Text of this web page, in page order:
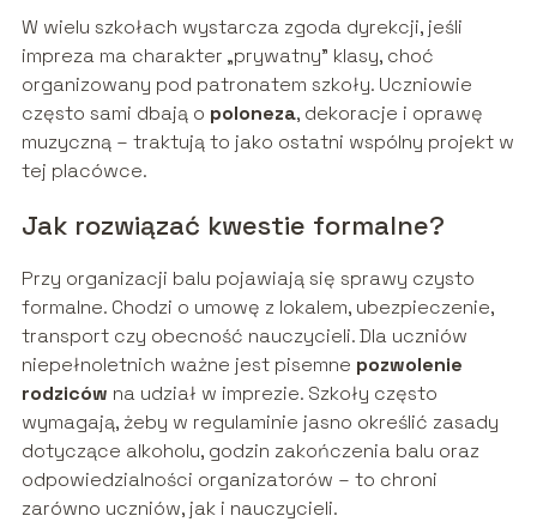
W wielu szkołach wystarcza zgoda dyrekcji, jeśli
impreza ma charakter „prywatny” klasy, choć
organizowany pod patronatem szkoły. Uczniowie
często sami dbają o poloneza, dekoracje i oprawę
muzyczną – traktują to jako ostatni wspólny projekt w
tej placówce.
Jak rozwiązać kwestie formalne?
Przy organizacji balu pojawiają się sprawy czysto
formalne. Chodzi o umowę z lokalem, ubezpieczenie,
transport czy obecność nauczycieli. Dla uczniów
niepełnoletnich ważne jest pisemne pozwolenie
rodziców na udział w imprezie. Szkoły często
wymagają, żeby w regulaminie jasno określić zasady
dotyczące alkoholu, godzin zakończenia balu oraz
odpowiedzialności organizatorów – to chroni
zarówno uczniów, jak i nauczycieli.